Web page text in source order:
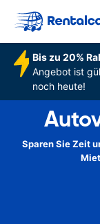
Bis zu 20%
Angebot ist
noch heute!
Sparen Sie Zeit